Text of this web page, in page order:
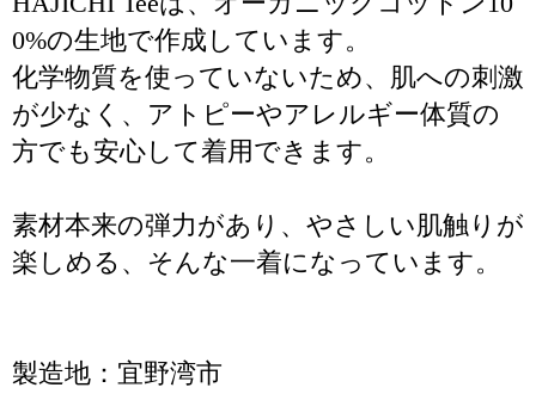
0%の生地で作成しています。
化学物質を使っていないため、肌への刺激
が少なく、アトピーやアレルギー体質の
方でも安心して着用できます。
素材本来の弾力があり、やさしい肌触りが
楽しめる、そんな一着になっています。
製造地：宜野湾市